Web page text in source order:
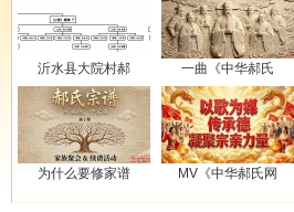
沂水县大院村郝 一曲《中华郝氏
为什么要修家谱 MV《中华郝氏网